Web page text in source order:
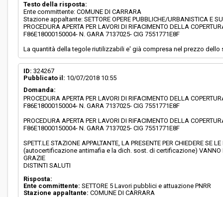
Testo della risposta:
Ente committente: COMUNE DI CARRARA
Stazione appaltante: SETTORE OPERE PUBBLICHE/URBANISTICA E
PROCEDURA APERTA PER LAVORI DI RIFACIMENTO DELLA
F86E18000150004- N. GARA 7137025- CIG 7551771E8F
La quantità della tegole riutilizzabili e' già compresa nel prezzo
ID: 324267
Pubblicato il: 10/07/2018 10:55
Domanda:
PROCEDURA APERTA PER LAVORI DI RIFACIMENTO DELLA
F86E18000150004- N. GARA 7137025- CIG 7551771E8F
PROCEDURA APERTA PER LAVORI DI RIFACIMENTO DELLA
F86E18000150004- N. GARA 7137025- CIG 7551771E8F
SPETT.LE STAZIONE APPALTANTE, LA PRESENTE PER CHIEDERE
(autocertificazione antimafia e la dich. sost. di certificazione) VANNO
GRAZIE
DISTINTI SALUTI
Risposta:
Ente committente: SETTORE 5 Lavori pubblici e attuazione PNRR
Stazione appaltante: COMUNE DI CARRARA